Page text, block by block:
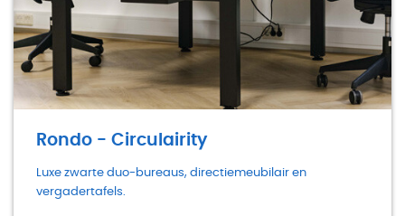
Rondo - Circulairity
Luxe zwarte duo-bureaus, directiemeubilair en
vergadertafels.